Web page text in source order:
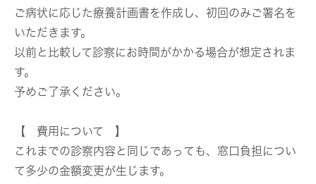
ご病状に応じた療養計画書を作成し、初回のみご署名を
いただきます。
以前と比較して診察にお時間がかかる場合が想定されま
す。
予めご了承ください。
【 費用について 】
これまでの診察内容と同じであっても、窓口負担につい
て多少の金額変更が生じます。